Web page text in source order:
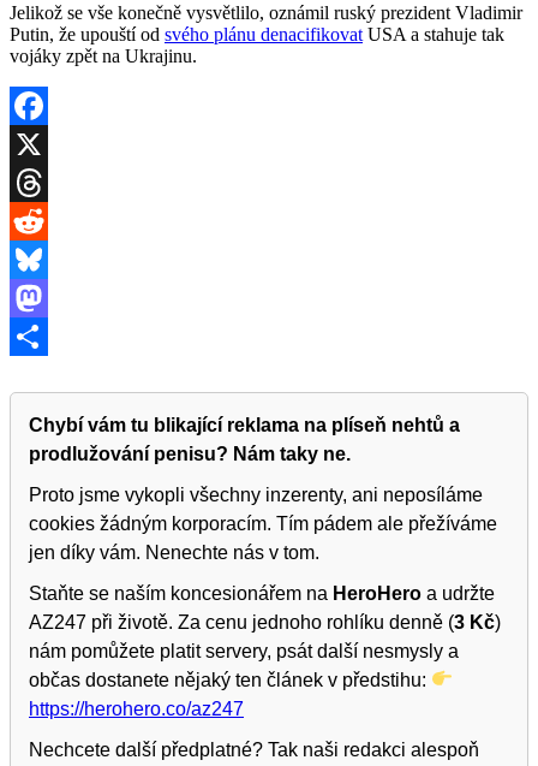
Jelikož se vše konečně vysvětlilo, oznámil ruský prezident Vladimir
Putin, že upouští od svého plánu denacifikovat USA a stahuje tak
vojáky zpět na Ukrajinu.
Facebook
X
Threads
Reddit
Bluesky
Mastodon
Chybí vám tu blikající reklama na plíseň nehtů a
prodlužování penisu? Nám taky ne.
Proto jsme vykopli všechny inzerenty, ani neposíláme
cookies žádným korporacím. Tím pádem ale přežíváme
jen díky vám. Nenechte nás v tom.
Staňte se naším koncesionářem na HeroHero a udržte
AZ247 při životě. Za cenu jednoho rohlíku denně (3 Kč)
nám pomůžete platit servery, psát další nesmysly a
občas dostanete nějaký ten článek v předstihu:
https://herohero.co/az247
Nechcete další předplatné? Tak naši redakci alespoň